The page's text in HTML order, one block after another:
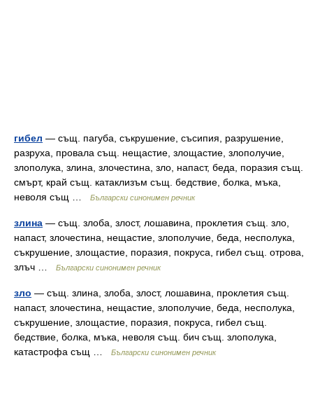
гибел — същ. пагуба, съкрушение, съсипия, разрушение,
разруха, провала същ. нещастие, злощастие, злополучие,
злополука, злина, злочестина, зло, напаст, беда, поразия същ.
смърт, край същ. катаклизъм същ. бедствие, болка, мъка,
неволя същ …
Български синонимен речник
злина — същ. злоба, злост, лошавина, проклетия същ. зло,
напаст, злочестина, нещастие, злополучие, беда, несполука,
съкрушение, злощастие, поразия, покруса, гибел същ. отрова,
злъч …
Български синонимен речник
зло — същ. злина, злоба, злост, лошавина, проклетия същ.
напаст, злочестина, нещастие, злополучие, беда, несполука,
съкрушение, злощастие, поразия, покруса, гибел същ.
бедствие, болка, мъка, неволя същ. бич същ. злополука,
катастрофа същ …
Български синонимен речник